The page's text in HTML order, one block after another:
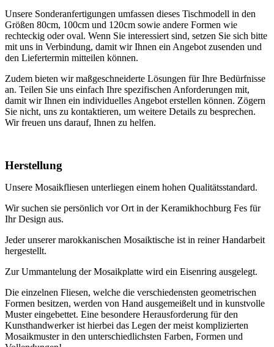
Unsere Sonderanfertigungen umfassen dieses Tischmodell in den
Größen 80cm, 100cm und 120cm sowie andere Formen wie
rechteckig oder oval. Wenn Sie interessiert sind, setzen Sie sich bitte
mit uns in Verbindung, damit wir Ihnen ein Angebot zusenden und
den Liefertermin mitteilen können.
Zudem bieten wir maßgeschneiderte Lösungen für Ihre Bedürfnisse
an. Teilen Sie uns einfach Ihre spezifischen Anforderungen mit,
damit wir Ihnen ein individuelles Angebot erstellen können. Zögern
Sie nicht, uns zu kontaktieren, um weitere Details zu besprechen.
Wir freuen uns darauf, Ihnen zu helfen.
Herstellung
Unsere Mosaikfliesen unterliegen einem hohen Qualitätsstandard.
Wir suchen sie persönlich vor Ort in der Keramikhochburg Fes für
Ihr Design aus.
Jeder unserer marokkanischen Mosaiktische ist in reiner Handarbeit
hergestellt.
Zur Ummantelung der Mosaikplatte wird ein Eisenring ausgelegt.
Die einzelnen Fliesen, welche die verschiedensten geometrischen
Formen besitzen, werden von Hand ausgemeißelt und in kunstvolle
Muster eingebettet. Eine besondere Herausforderung für den
Kunsthandwerker ist hierbei das Legen der meist komplizierten
Mosaikmuster in den unterschiedlichsten Farben, Formen und